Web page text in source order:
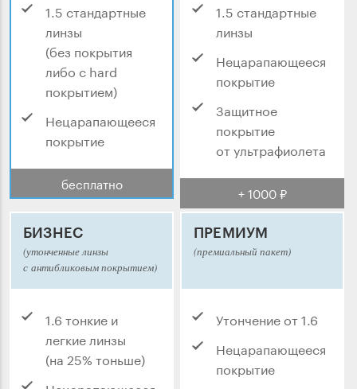
1.5 стандартные
линзы
(без покрытия
либо с hard
покрытием)
Нецарапающееся
покрытие
бесплатно
1.5 стандартные
линзы
Нецарапающееся
покрытие
Защитное
покрытие
от ультрафиолета
+ 1000 ₽
БИЗНЕС
(утонченные линзы
с антибликовым покрытием)
1.6 тонкие и
легкие линзы
(на 25% тоньше)
ПРЕМИУМ
(премиальный пакет)
Утончение от 1.6
Нецарапающееся
покрытие